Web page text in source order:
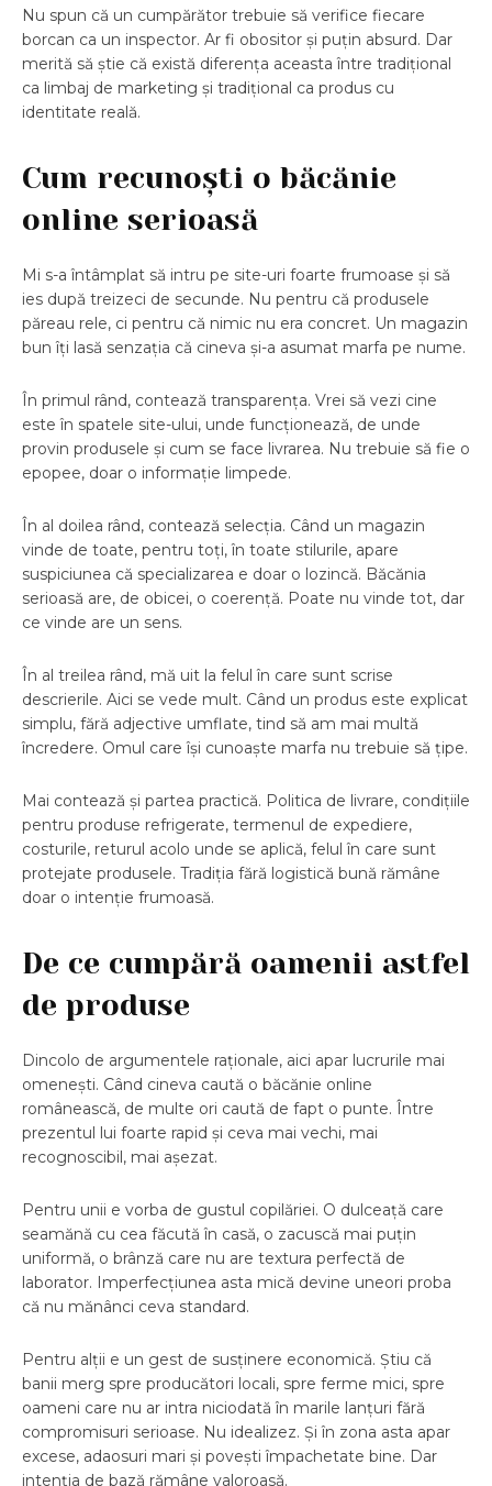
Nu spun că un cumpărător trebuie să verifice fiecare
borcan ca un inspector. Ar fi obositor și puțin absurd. Dar
merită să știe că există diferența aceasta între tradițional
ca limbaj de marketing și tradițional ca produs cu
identitate reală.
Cum recunoști o băcănie
online serioasă
Mi s-a întâmplat să intru pe site-uri foarte frumoase și să
ies după treizeci de secunde. Nu pentru că produsele
păreau rele, ci pentru că nimic nu era concret. Un magazin
bun îți lasă senzația că cineva și-a asumat marfa pe nume.
În primul rând, contează transparența. Vrei să vezi cine
este în spatele site-ului, unde funcționează, de unde
provin produsele și cum se face livrarea. Nu trebuie să fie o
epopee, doar o informație limpede.
În al doilea rând, contează selecția. Când un magazin
vinde de toate, pentru toți, în toate stilurile, apare
suspiciunea că specializarea e doar o lozincă. Băcănia
serioasă are, de obicei, o coerență. Poate nu vinde tot, dar
ce vinde are un sens.
În al treilea rând, mă uit la felul în care sunt scrise
descrierile. Aici se vede mult. Când un produs este explicat
simplu, fără adjective umflate, tind să am mai multă
încredere. Omul care își cunoaște marfa nu trebuie să țipe.
Mai contează și partea practică. Politica de livrare, condițiile
pentru produse refrigerate, termenul de expediere,
costurile, returul acolo unde se aplică, felul în care sunt
protejate produsele. Tradiția fără logistică bună rămâne
doar o intenție frumoasă.
De ce cumpără oamenii astfel
de produse
Dincolo de argumentele raționale, aici apar lucrurile mai
omenești. Când cineva caută o băcănie online
românească, de multe ori caută de fapt o punte. Între
prezentul lui foarte rapid și ceva mai vechi, mai
recognoscibil, mai așezat.
Pentru unii e vorba de gustul copilăriei. O dulceață care
seamănă cu cea făcută în casă, o zacuscă mai puțin
uniformă, o brânză care nu are textura perfectă de
laborator. Imperfecțiunea asta mică devine uneori proba
că nu mănânci ceva standard.
Pentru alții e un gest de susținere economică. Știu că
banii merg spre producători locali, spre ferme mici, spre
oameni care nu ar intra niciodată în marile lanțuri fără
compromisuri serioase. Nu idealizez. Și în zona asta apar
excese, adaosuri mari și povești împachetate bine. Dar
intenția de bază rămâne valoroasă.